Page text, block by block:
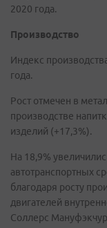
2020 года.
Производство
Индекс
года.
Рост отмечен в
производстве
изделий (+17,3%).
На 18,9%
автотранспортных
благодаря росту
двигателей
Соллерс